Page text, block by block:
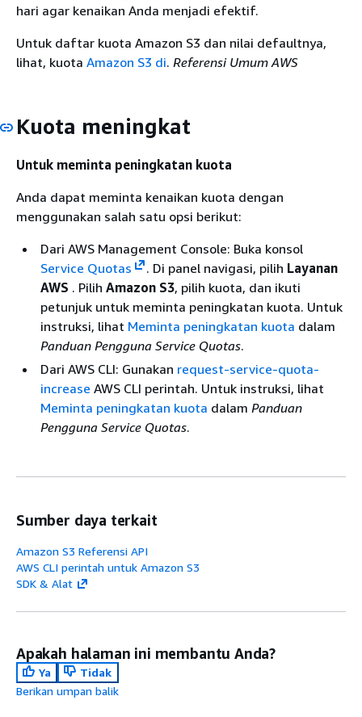
hari agar kenaikan Anda menjadi efektif.
Untuk daftar kuota Amazon S3 dan nilai defaultnya,
lihat, kuota Amazon S3 di. Referensi Umum AWS
Kuota meningkat
Untuk meminta peningkatan kuota
Anda dapat meminta kenaikan kuota dengan
menggunakan salah satu opsi berikut:
Dari AWS Management Console: Buka konsol
Service Quotas
. Di panel navigasi, pilih Layanan
AWS . Pilih Amazon S3, pilih kuota, dan ikuti
petunjuk untuk meminta peningkatan kuota. Untuk
instruksi, lihat Meminta peningkatan kuota dalam
Panduan Pengguna Service Quotas.
Dari AWS CLI: Gunakan request-service-quota-
increase AWS CLI perintah. Untuk instruksi, lihat
Meminta peningkatan kuota dalam Panduan
Pengguna Service Quotas.
Sumber daya terkait
Amazon S3 Referensi API
AWS CLI perintah untuk Amazon S3
SDK & Alat
Apakah halaman ini membantu Anda?
Ya
Tidak
Berikan umpan balik